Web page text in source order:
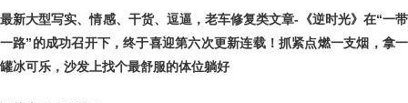
最新大型写实、情感、干货、逗逼，老车修复类文章-《逆时光》在“一带
一路”的成功召开下，终于喜迎第六次更新连载！抓紧点燃一支烟，拿一
罐冰可乐，沙发上找个最舒服的体位躺好